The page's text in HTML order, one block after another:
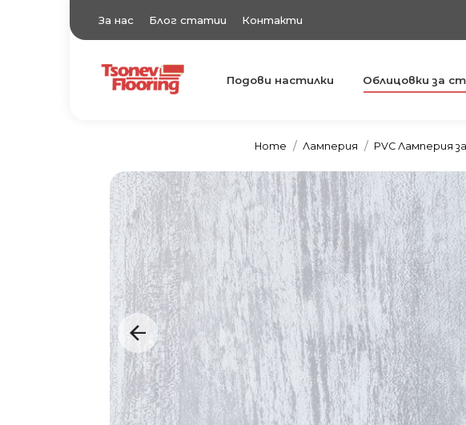
За нас Блог статии Контакти
TsonevFlooring
Подови настилки Подови настилки Облицовки за
Home Ламперия PVC Ламперия